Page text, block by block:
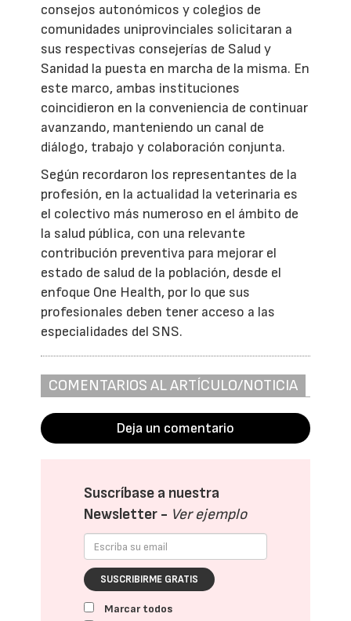
consejos autonómicos y colegios de
comunidades uniprovinciales solicitaran a
sus respectivas consejerías de Salud y
Sanidad la puesta en marcha de la misma. En
este marco, ambas instituciones
coincidieron en la conveniencia de continuar
avanzando, manteniendo un canal de
diálogo, trabajo y colaboración conjunta.
Según recordaron los representantes de la
profesión, en la actualidad la veterinaria es
el colectivo más numeroso en el ámbito de
la salud pública, con una relevante
contribución preventiva para mejorar el
estado de salud de la población, desde el
enfoque One Health, por lo que sus
profesionales deben tener acceso a las
especialidades del SNS.
COMENTARIOS AL ARTÍCULO/NOTICIA
Deja un comentario
Suscríbase a nuestra
Newsletter - Ver ejemplo
SUSCRIBIRME GRATIS
Marcar todos